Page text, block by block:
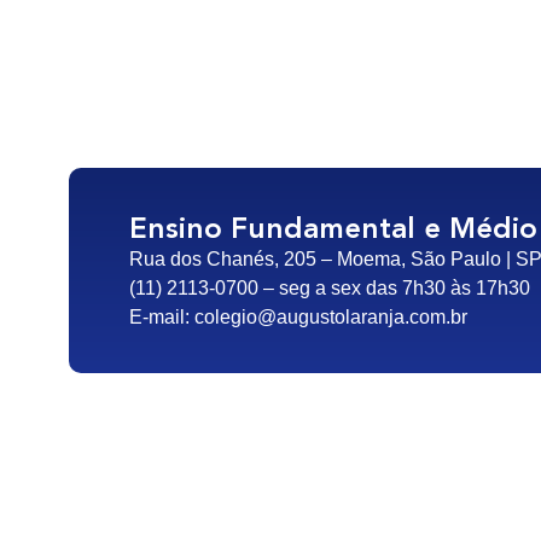
Ensino Fundamental e Médio
Rua dos Chanés, 205 – Moema, São Paulo | SP
(11) 2113-0700 – seg a sex das 7h30 às 17h30
E-mail: colegio@augustolaranja.com.br